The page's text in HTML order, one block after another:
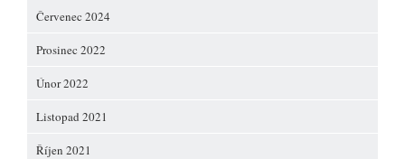
Červenec 2024
Prosinec 2022
Únor 2022
Listopad 2021
Říjen 2021